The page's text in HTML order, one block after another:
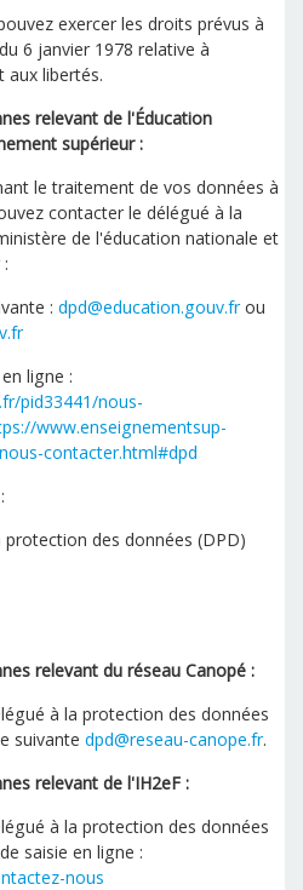
exercer les droits prévus à
6 janvier 1978 relative à
aux libertés.
relevant de l'Éducation
supérieur :
le traitement de vos données à
contacter le délégué à la
de l'éducation nationale et
: dpd@education.gouv.frou
ligne :
pid33441/nous-
www.enseignementsup-
contacter.html#dpd
des données (DPD)
relevant du réseau Canopé :
à la protection des données
suivante dpd@reseau-canope.fr.
relevant de l'IH2eF :
à la protection des données
saisie en ligne :
nous